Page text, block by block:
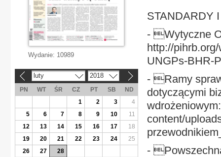
STANDARDY
- Wytyczne
http://
UNGPs-BHR-
- Ramy
dotyczącymi
content/
-
Wydanie: 10989
luty 2018
PN WT ŚR CZ PT SB
ND
1
2 3
4
5
6 7 8 9 10
11
12
13 14 15 16 17
18
19
20 21 22 23 24
25
26
27 28